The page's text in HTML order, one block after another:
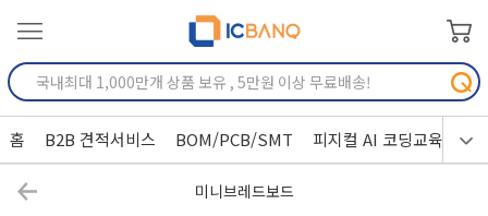
홈 B2B 견적서비스 BOM/PCB/SMT 피지컬 AI 코딩교육
미니브레드보드